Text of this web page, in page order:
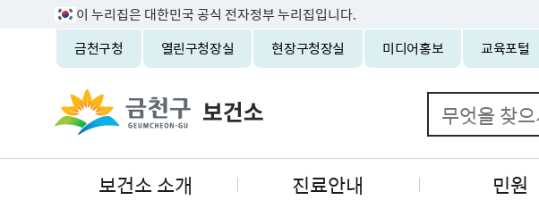
이 누리집은 대한민국 공식 전자정부 누리집입니다.
금천구청
열린구청장실 현장구청장실 미디어홍보 교육포털
보건소 소개 진료안내 민원